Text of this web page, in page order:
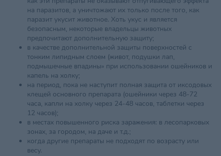
на паразитов, а уничтожают их только после того, как
паразит укусит животное. Хоть укус и является
безопасным, некоторые владельцы животных
предпочитают дополнительную защиту;
в качестве дополнительной защиты поверхностей с
тонким липидным слоем (живот, подушки лап,
подмышечные впадины» при использовании ошейников и
капель на холку;
на период, пока не наступит полная защита от иксодовых
клещей основного препарата (ошейники через 48-72
часа, капли на холку через 24-48 часов, таблетки через
12 часов);
в местах повышенного риска заражения: в лесопарковых
зонах, за городом, на даче и т.д.;
когда другие препараты не подходят по возрасту или
весу.